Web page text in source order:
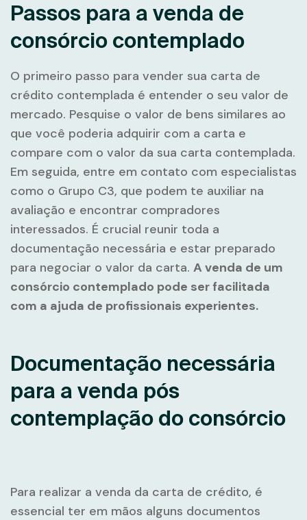
Passos para a venda de
consórcio contemplado
O primeiro passo para vender sua carta de
crédito contemplada é entender o seu valor de
mercado. Pesquise o valor de bens similares ao
que você poderia adquirir com a carta e
compare com o valor da sua carta contemplada.
Em seguida, entre em contato com especialistas
como o Grupo C3, que podem te auxiliar na
avaliação e encontrar compradores
interessados. É crucial reunir toda a
documentação necessária e estar preparado
para negociar o valor da carta. A venda de um
consórcio contemplado pode ser facilitada
com a ajuda de profissionais experientes.
Documentação necessária
para a venda pós
contemplação do consórcio
Para realizar a venda da carta de crédito, é
essencial ter em mãos alguns documentos